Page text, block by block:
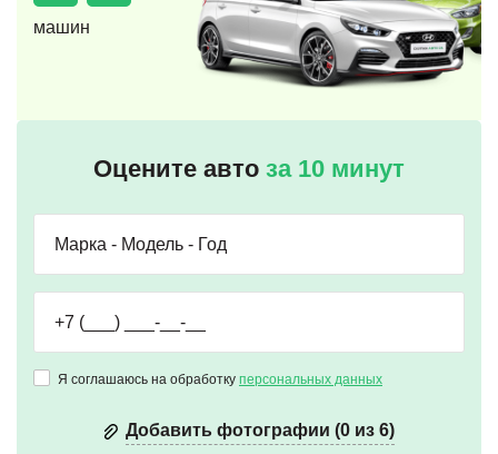
машин
Оцените авто за 10 минут
Я соглашаюсь на обработку персональных данных
Добавить фотографии (0 из 6)